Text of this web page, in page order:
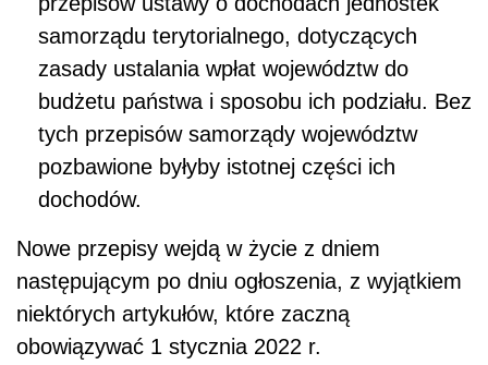
samorządu terytorialnego, dotyczących
zasady ustalania wpłat województw do
budżetu państwa i sposobu ich podziału. Bez
tych przepisów samorządy województw
pozbawione byłyby istotnej części ich
dochodów.
Nowe przepisy wejdą w życie z dniem
następującym po dniu ogłoszenia, z wyjątkiem
niektórych artykułów, które zaczną
obowiązywać 1 stycznia 2022 r.